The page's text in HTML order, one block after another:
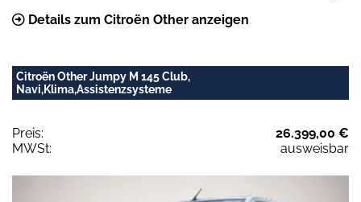
Details zum Citroën Other anzeigen
Citroën Other Jumpy M 145 Club,
Navi,Klima,Assistenzsysteme
Preis:
26.399,00 €
MWSt:
ausweisbar